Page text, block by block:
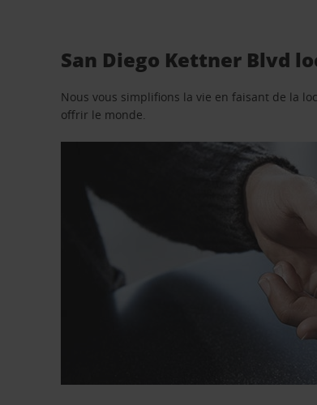
San Diego Kettner Blvd
Nous vous simplifions la vie en faisant de la
offrir le monde.